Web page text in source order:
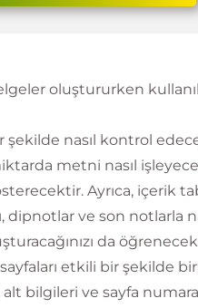
oluştururken
nasıl kontrol
metni nasıl
Ayrıca, içerik
dipnotlar ve son notlarla
da
etkili bir şekilde
bilgileri ve sayfa